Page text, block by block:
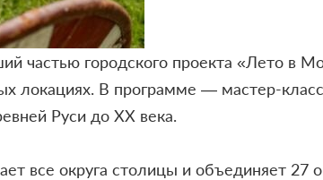
частью городского проекта «Лето в
локациях. В программе — мастер-
Руси до XX века.
все округа столицы и объединяет 27